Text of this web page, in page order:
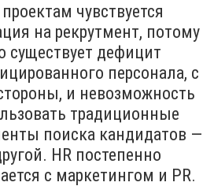
чувствуется
на рекрутмент, потому
существует дефицит
персонала, с
и невозможность
традиционные
поиска кандидатов —
HR постепенно
с маркетингом и PR.